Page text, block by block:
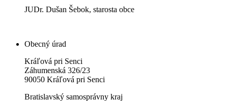
JUDr. Dušan Šebok, starosta obce
Obecný úrad
Kráľová pri Senci
Záhumenská 326/23
90050 Kráľová pri Senci
Bratislavský samosprávny kraj